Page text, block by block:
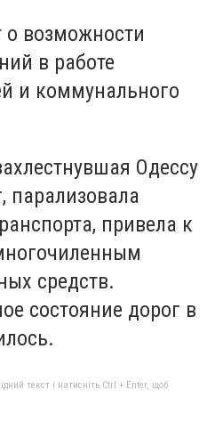
возможности
в работе
и коммунального
Одессу
парализовала
привела к
средств.
состояние дорог в
текст і натисніть Ctrl + Enter, щоб